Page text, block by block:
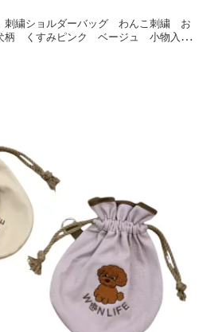
刺繍ショルダーバッグ わんこ刺繍 お
くすみピンク ベージュ 小物入
ンライフ トイプー チワワ シュナ
ゃないか！メディア掲載】【国内生産】